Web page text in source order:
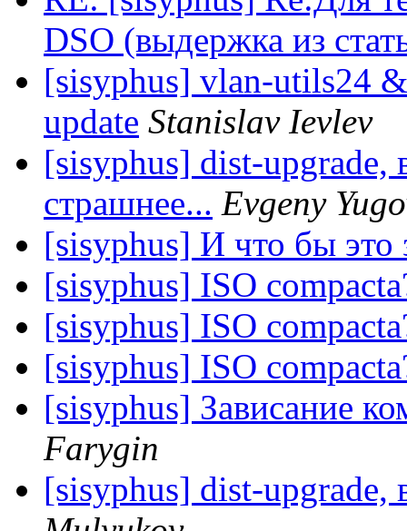
DSO (выдержка из
[sisyphus] vlan-utils24
update Stanislav Ievlev
[sisyphus] dist-upgrade,
страшнее... Evgeny
[sisyphus] И что бы это
[sisyphus] ISO
[sisyphus] ISO
[sisyphus] ISO
[sisyphus] Зависание
Farygin
[sisyphus] dist-upgrade,